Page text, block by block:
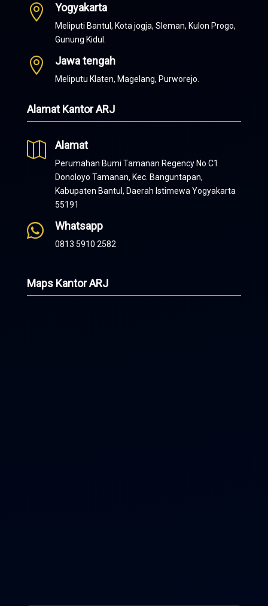
 Yogyakarta
Meliputi Bantul, Kota jogja, Sleman, Kulon Progo,
Gunung Kidul.
 Jawa tengah
Meliputu Klaten, Magelang, Purworejo.
Alamat Kantor ARJ
 Alamat
Perumahan Bumi Tamanan Regency No C1
Donoloyo Tamanan, Kec. Banguntapan,
Kabupaten Bantul, Daerah Istimewa Yogyakarta
55191
 Whatsapp
0813 5910 2582
Maps Kantor ARJ